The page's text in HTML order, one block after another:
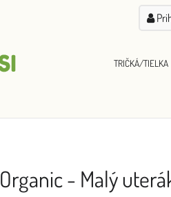
TRIČKÁ/TIELKA
Organic - Malý